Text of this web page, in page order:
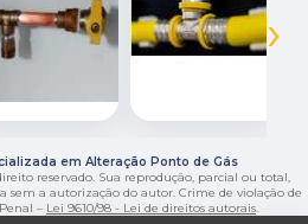
›
em Alteração Ponto de Gás
reservado. Sua reprodução, parcial ou total,
sem a autorização do autor. Crime de violação de
– Lei 9610/98 - Lei de direitos autorais.